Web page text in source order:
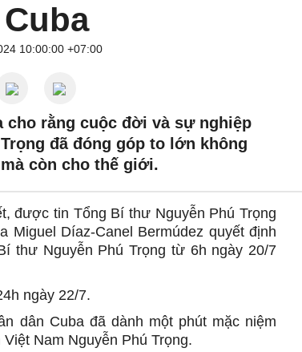
10:00:00 +07:00
cho rằng cuộc đời và sự nghiệp
đã đóng góp to lớn không
còn cho thế giới.
được tin Tổng Bí thư Nguyễn Phú Trọng
Díaz-Canel Bermúdez quyết định
thư Nguyễn Phú Trọng từ 6h ngày 20/7
ngày 22/7.
dân Cuba đã dành một phút mặc niệm
Nam Nguyễn Phú Trọng.